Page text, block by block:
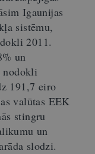
Igaunijas
sistēmu,
2011.
un
nodokli
191,7 eiro
valūtas EEK
stingru
un
slodzi.